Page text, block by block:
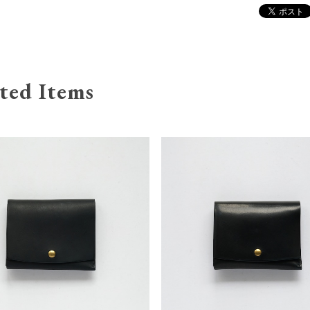
Items